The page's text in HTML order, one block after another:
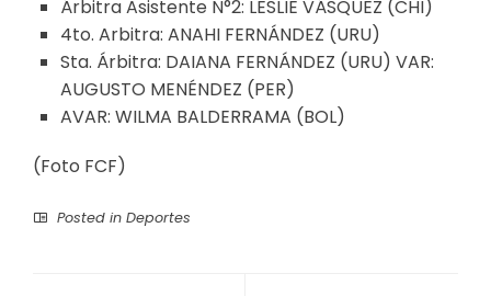
Árbitra Asistente N°2: LESLIE VÁSQUEZ (CHI)
4to. Arbitra: ANAHI FERNÁNDEZ (URU)
Sta. Árbitra: DAIANA FERNÁNDEZ (URU) VAR:
AUGUSTO MENÉNDEZ (PER)
AVAR: WILMA BALDERRAMA (BOL)
(Foto FCF)
Posted in Deportes